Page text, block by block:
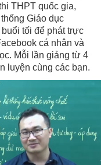
THPT quốc gia,
Giáo dục
tối để phát trực
cá nhân và
Mỗi lần giảng từ 4
luyện cùng các bạn.